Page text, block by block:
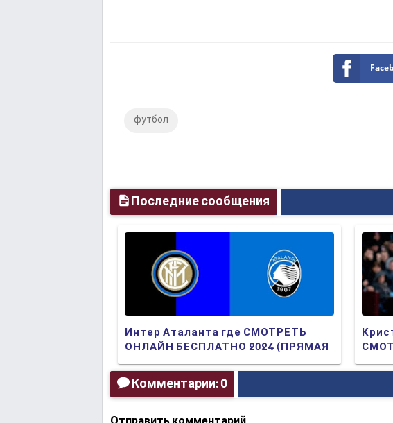
футбол
Последние сообщения
Интер Аталанта где СМОТРЕТЬ
ОНЛАЙН БЕСПЛАТНО 2024 (ПРЯМАЯ
ТРАНСЛЯЦИЯ)
Комментарии: 0